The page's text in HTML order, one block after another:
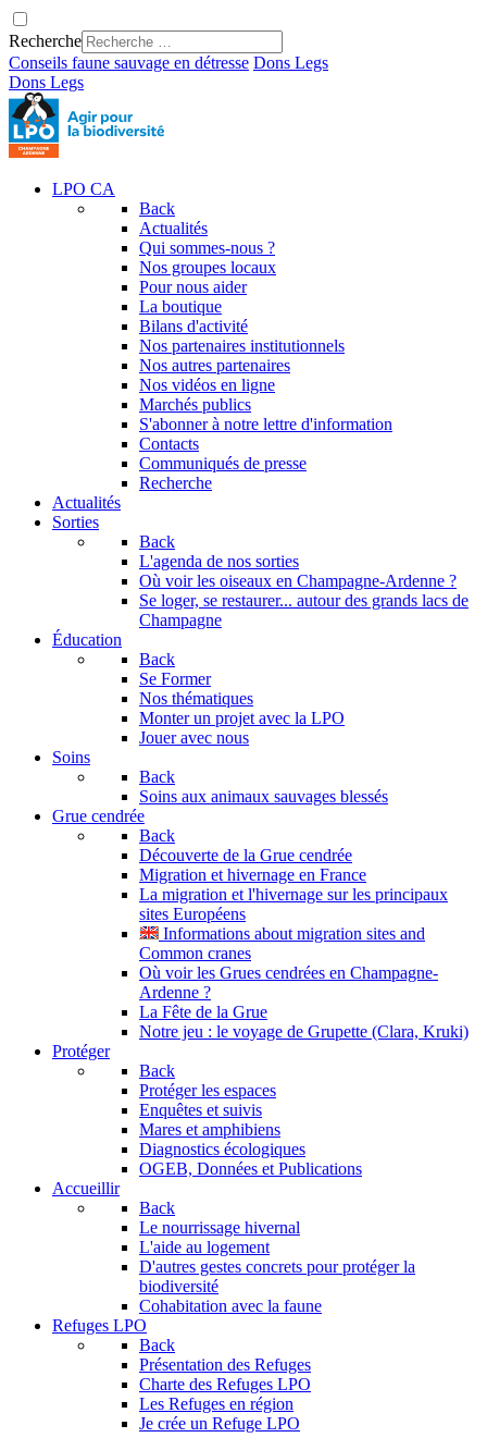
Recherche
Conseils faune sauvage en détresse Dons Legs
Dons Legs
LPO CA
Back
Actualités
Qui sommes-nous ?
Nos groupes locaux
Pour nous aider
La boutique
Bilans d'activité
Nos partenaires institutionnels
Nos autres partenaires
Nos vidéos en ligne
Marchés publics
S'abonner à notre lettre d'information
Contacts
Communiqués de presse
Recherche
Actualités
Sorties
Back
L'agenda de nos sorties
Où voir les oiseaux en Champagne-Ardenne ?
Se loger, se restaurer... autour des grands lacs de
Champagne
Éducation
Back
Se Former
Nos thématiques
Monter un projet avec la LPO
Jouer avec nous
Soins
Back
Soins aux animaux sauvages blessés
Grue cendrée
Back
Découverte de la Grue cendrée
Migration et hivernage en France
La migration et l'hivernage sur les principaux
sites Européens
Informations about migration sites and
Common cranes
Où voir les Grues cendrées en Champagne-
Ardenne ?
La Fête de la Grue
Notre jeu : le voyage de Grupette (Clara, Kruki)
Protéger
Back
Protéger les espaces
Enquêtes et suivis
Mares et amphibiens
Diagnostics écologiques
OGEB, Données et Publications
Accueillir
Back
Le nourrissage hivernal
L'aide au logement
D'autres gestes concrets pour protéger la
biodiversité
Cohabitation avec la faune
Refuges LPO
Back
Présentation des Refuges
Charte des Refuges LPO
Les Refuges en région
Je crée un Refuge LPO